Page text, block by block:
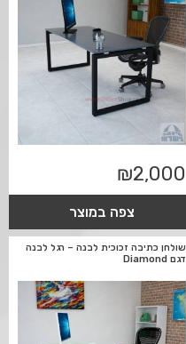
₪2,000
צפה במוצר
שולחן כתיבה זכוכית לבנה – רגל לבנה
דגם Diamond